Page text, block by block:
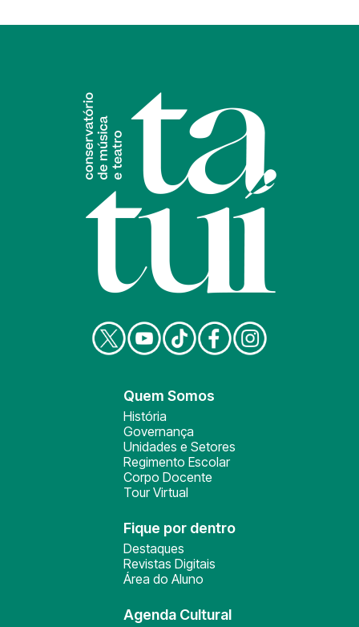
Quem Somos
História
Governança
Unidades e Setores
Regimento Escolar
Corpo Docente
Tour Virtual
Fique por dentro
Destaques
Revistas Digitais
Área do Aluno
Agenda Cultural